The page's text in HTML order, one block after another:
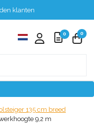
klanten
0 0
135 cm breed
9,2 m